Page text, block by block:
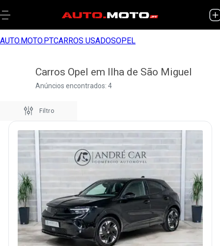
AUTO.MOTO.PTCARROS USADOSOPEL
Carros Opel em Ilha de São Miguel
Anúncios encontrados: 4
Filtro